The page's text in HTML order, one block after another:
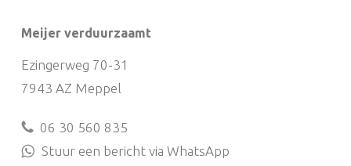
Meijer verduurzaamt
Ezingerweg 70-31
7943 AZ Meppel
06 30 560 835
Stuur een bericht via WhatsApp